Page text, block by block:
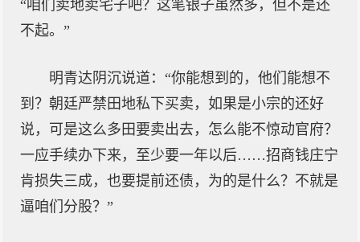
“咱们卖地卖宅子吧？这笔银子虽然多，但不是还
不起。”
明青达阴沉说道：“你能想到的，他们能想不
到？朝廷严禁田地私下买卖，如果是小宗的还好
说，可是这么多田要卖出去，怎么能不惊动官府？
一应手续办下来，至少要一年以后……招商钱庄宁
肯损失三成，也要提前还债，为的是什么？不就是
逼咱们分股？”